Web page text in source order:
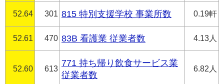
52.64 301 815 特別支援学校 事業所数 0.19軒
52.61 470 83B 看護業 従業者数 4.13人
52.60 613
771 持ち帰り飲食サービス業
従業者数
6.82人